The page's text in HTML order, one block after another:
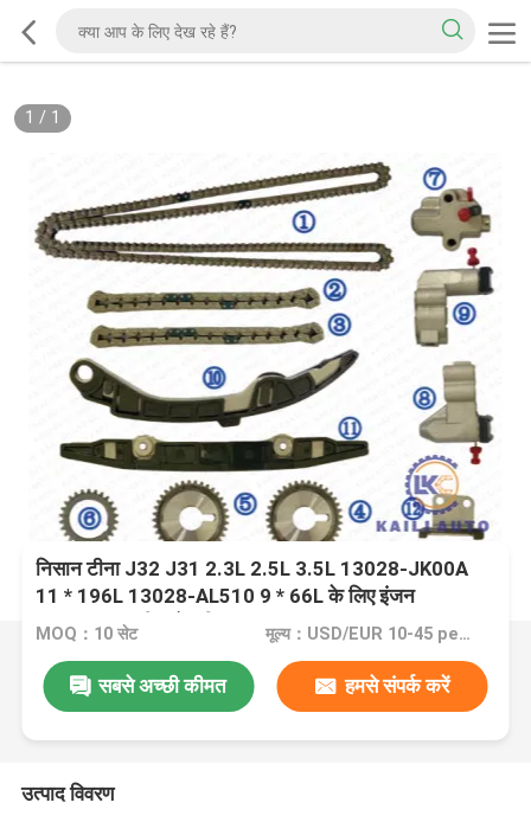
1 / 1
निसान टीना J32 J31 2.3L 2.5L 3.5L 13028-JK00A
11 * 196L 13028-AL510 9 * 66L के लिए इंजन
VQ25DE टाइमिंग चेन किट
MOQ：10 सेट मूल्य：USD/EUR 10-45 per set
सबसे अच्छी कीमत हमसे संपर्क करें
उत्पाद विवरण